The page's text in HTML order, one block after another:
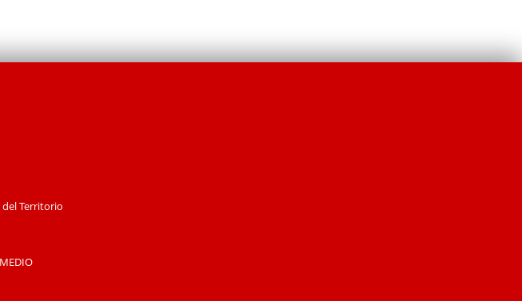
Territorio